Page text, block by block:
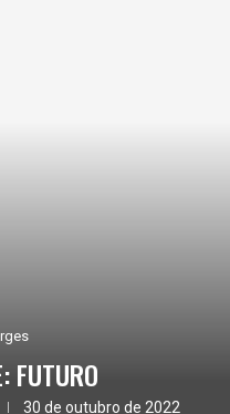
FUTURO
30 de outubro de 2022